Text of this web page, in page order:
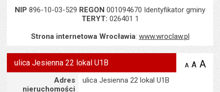
NIP 896-10-03-529 REGON 001094670 Identyfikator gminy
TERYT: 026401 1
Strona internetowa Wrocławia: www.wroclaw.pl
ulica Jesienna 22 lokal U1B A zmniejsz
A A
Adres
nieruchomości
ulica Jesienna 22 lokal U1B